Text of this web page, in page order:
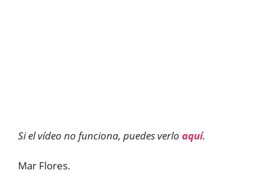
Si el vídeo no funciona, puedes verlo aquí.
Mar Flores.